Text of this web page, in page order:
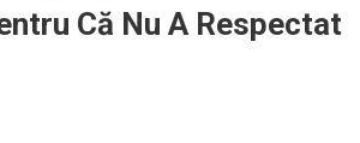
Că Nu A Respectat